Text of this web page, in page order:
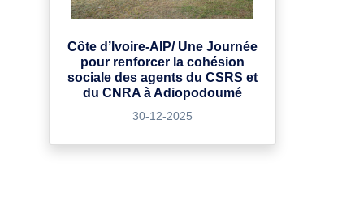
Côte d’Ivoire-AIP/ Une Journée
pour renforcer la cohésion
sociale des agents du CSRS et
du CNRA à Adiopodoumé
30-12-2025